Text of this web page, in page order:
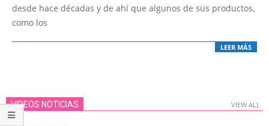
desde hace décadas y de ahí que algunos de sus productos,
como los
LEER MÁS
VIDEOS NOTICIAS VIEW ALL